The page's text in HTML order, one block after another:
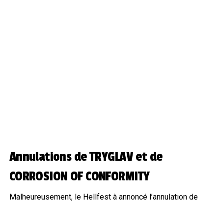
Annulations de TRYGLAV et de
CORROSION OF CONFORMITY
Malheureusement, le Hellfest à annoncé l’annulation de